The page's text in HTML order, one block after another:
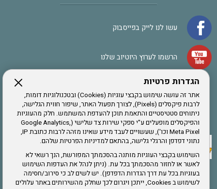
הגדרות פרטיות
אתר זה עושה שימוש בקבצי עוגיות (Cookies) ובטכנולוגיות דומות,
לרבות פיקסלים (Pixels), לצורך תפעול האתר, שיפור חווית הגלישה,
ניתוחים סטטיסטיים והתאמת תוכן להעדפת המשתמש. חלק מהעוגיות
והפיקסלים מופעלים ע"י ספקי שירות צד שלישי (Google Analytics,
Meta Pixel וכו'), שעשויים לעבד מידע שאינו מזהה לרבות כתובת IP,
נתוני דפדפן והרגלי גלישה, בהתאם למדיניות הפרטיות שלהם.
השימוש בקבצי העוגיות מותנה בהסכמתך המפורשת, הנך רשאי לא
לאשר או לחזור מהסכמתך בכל עת. (ניתן לנהל את העדפות השימוש
בעוגיות בכל עת דרך הגדרות הדפדפן). יש לשים לב כי סירוב/חסימה
לשימוש ב Cookies, ייתכן ויגרום לכך שחלק מהשירותים באתר עלולים
עשו לנו לייק בפייסבוק
הרשמו לערוץ היוטיוב שלנו
אתר צה"ל
תקנון האתר